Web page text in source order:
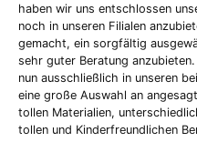
haben wir uns entschlossen
noch in unseren Filialen
gemacht, ein sorgfältig
sehr guter Beratung
nun ausschließlich in unseren
eine große Auswahl an
tollen Materialien,
tollen und Kinderfreundlichen